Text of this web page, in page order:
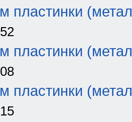
пластинки
пластинки
пластинки